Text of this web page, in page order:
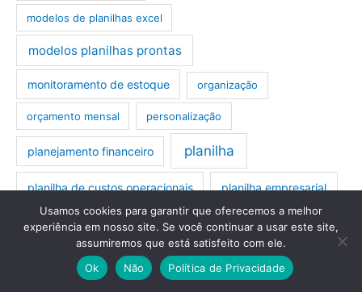
modelos de planilhas excel
modelos planilhas prontas
monitoramento de estoque organização
orçamento mensal personalização
planejamento financeiro planilha
planilha de custos operacionais planilha empresarial
planilha excel planilha excel lavanderia
planilha horas extras planilha orçamento
Usamos cookies para garantir que oferecemos a melhor
experiência em nosso site. Se você continuar a usar este site,
assumiremos que está satisfeito com ele.
Ok
Não Política de Privacidade